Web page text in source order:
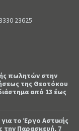
23625
πωλητών στην
της Θεοτόκου
από 13 έως
το Έργο Αστικής
την Παρασκευή, 7